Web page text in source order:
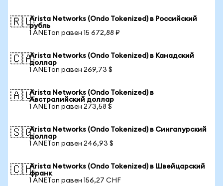
🇷🇺Arista Networks (Ondo Tokenized) в Российский
рубль
1 ANETon равен 15 672,88 ₽
🇨🇦Arista Networks (Ondo Tokenized) в Канадский
доллар
1 ANETon равен 269,73 $
🇦🇺Arista Networks (Ondo Tokenized) в
Австралийский доллар
1 ANETon равен 273,58 $
🇸🇬Arista Networks (Ondo Tokenized) в Сингапурский
доллар
1 ANETon равен 246,93 $
🇨🇭Arista Networks (Ondo Tokenized) в Швейцарский
франк
1 ANETon равен 156,27 CHF